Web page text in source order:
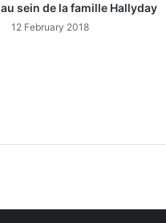
au sein de la famille Hallyday
12 February 2018